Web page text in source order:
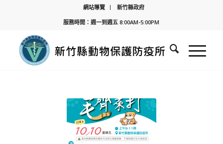
網站導覽
新竹縣政府
服務時間：週一到週五 8:00AM-5:00PM